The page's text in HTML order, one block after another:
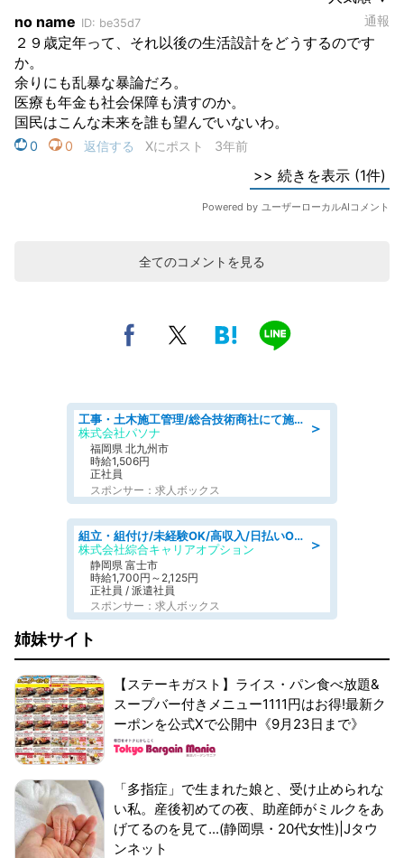
全てのコメントを見る
＞
工事・土木施工管理/総合技術商社にて施工管理のお仕事/即日勤務可/車通勤可/工事・土木施工管理/生産・品質管理
株式会社パソナ
福岡県 北九州市
時給1,506円
正社員
スポンサー：求人ボックス
＞
組立・組付け/未経験OK/高収入/日払いOK/寮費無料/交替制
株式会社綜合キャリアオプション
静岡県 富士市
時給1,700円～2,125円
正社員 / 派遣社員
スポンサー：求人ボックス
姉妹サイト
【ステーキガスト】ライス・パン食べ放題&
スープバー付きメニュー1111円はお得!最新ク
ーポンを公式Xで公開中《9月23日まで》
「多指症」で生まれた娘と、受け止められな
い私。産後初めての夜、助産師がミルクをあ
げてるのを見て...(静岡県・20代女性)|Jタウ
ンネット